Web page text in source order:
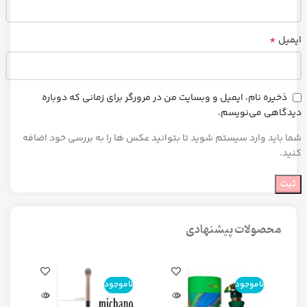
ایمیل *
ذخیره نام، ایمیل و وبسایت من در مرورگر برای زمانی که دوباره
دیدگاهی می‌نویسم.
شما باید وارد سیستم شوید تا بتوانید عکس ها را به بررسی خود اضافه
کنید.
محصولات پیشنهادی
ناموجود ناموجود